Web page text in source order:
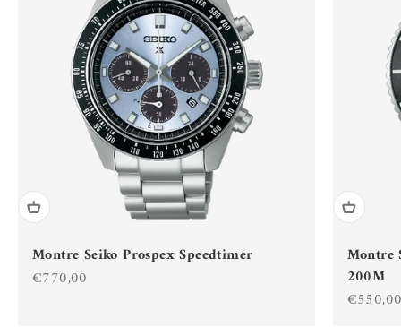
Montre Seiko Prospex Speedtimer
Prix de vente
€770,00
Montre
200M
Prix de